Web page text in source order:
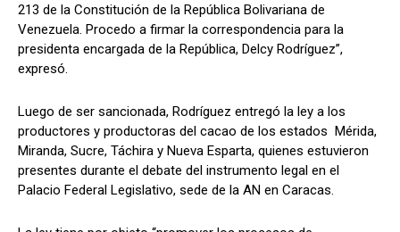
213 de la Constitución de la República Bolivariana de
Venezuela. Procedo a firmar la correspondencia para la
presidenta encargada de la República, Delcy Rodríguez”,
expresó.
Luego de ser sancionada, Rodríguez entregó la ley a los
productores y productoras del cacao de los estados Mérida,
Miranda, Sucre, Táchira y Nueva Esparta, quienes estuvieron
presentes durante el debate del instrumento legal en el
Palacio Federal Legislativo, sede de la AN en Caracas.